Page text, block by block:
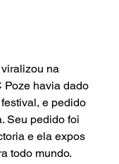
na
Poze havia dado
e pedido
Seu pedido foi
e ela expos
todo mundo.